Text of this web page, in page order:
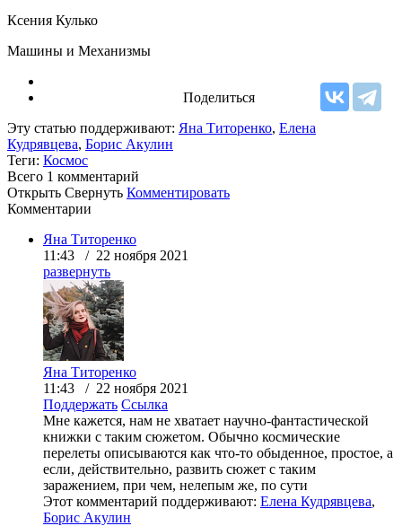
Ксения Кулько
Машины и Механизмы
Поделиться
Эту статью поддерживают: Яна Титоренко, Елена
Кудрявцева, Борис Акулин
Теги: Космос
Всего 1 комментарий
Открыть Свернуть Комментировать
Комментарии
Яна Титоренко
11:43 / 22 ноября 2021
развернуть
Яна Титоренко
11:43 / 22 ноября 2021
Поддержать Ссылка
Мне кажется, нам не хватает научно-фантастической
книжки с таким сюжетом. Обычно космические
перелеты описываются как что-то обыденное, простое, а
если, действительно, развить сюжет с таким
заражением, при чем, нелепым же, по сути
Этот комментарий поддерживают: Елена Кудрявцева,
Борис Акулин